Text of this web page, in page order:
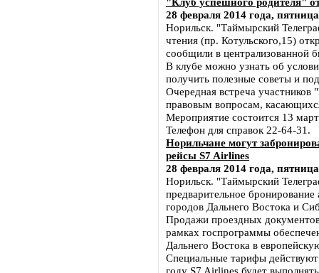
28 февраля 2014 года,
Норильск. "Таймырский
чтения (пр. Котульского,15)
сообщили в централизованной
В клубе можно узнать об
получить полезные советы и
Очередная встреча
правовым вопросам,
Мероприятие состоится 13
Телефон для справок 22-64-31.
Норильчане могут
рейсы S7 Airlines
28 февраля 2014 года,
Норильск. "Таймырский
предварительное
городов Дальнего Востока и
Продажи проездных
рамках госпрограммы
Дальнего Востока в
Специальные тарифы
году S7 Airlines будет